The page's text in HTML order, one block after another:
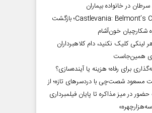
در خانواده بیماران
Castlevania: Belmont’s Curse؛ بازگشت
شکارچیان خون‌آشام
لینکی کلیک نکنید، دام کلاهبرداران
همین‌جاست
برای رفاه؛ هزینه یا آینده‌سازی؟
مسعود شصت‌چی با دردسر‌های تازه؛ از
در میز مذاکره تا پایان فیلمبرداری